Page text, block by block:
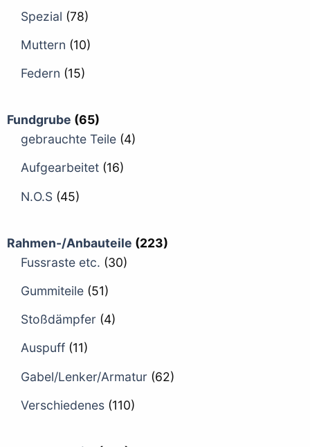
Spezial (78)
Muttern (10)
Federn (15)
Fundgrube (65)
gebrauchte Teile (4)
Aufgearbeitet (16)
N.O.S (45)
Rahmen-/Anbauteile (223)
Fussraste etc. (30)
Gummiteile (51)
Stoßdämpfer (4)
Auspuff (11)
Gabel/Lenker/Armatur (62)
Verschiedenes (110)